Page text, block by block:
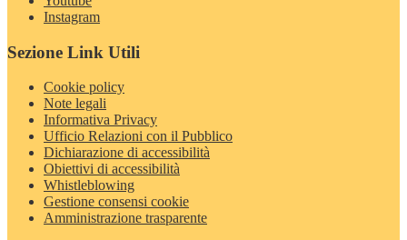
Instagram
Sezione Link Utili
Cookie policy
Note legali
Informativa Privacy
Ufficio Relazioni con il Pubblico
Dichiarazione di accessibilità
Obiettivi di accessibilità
Whistleblowing
Gestione consensi cookie
Amministrazione trasparente